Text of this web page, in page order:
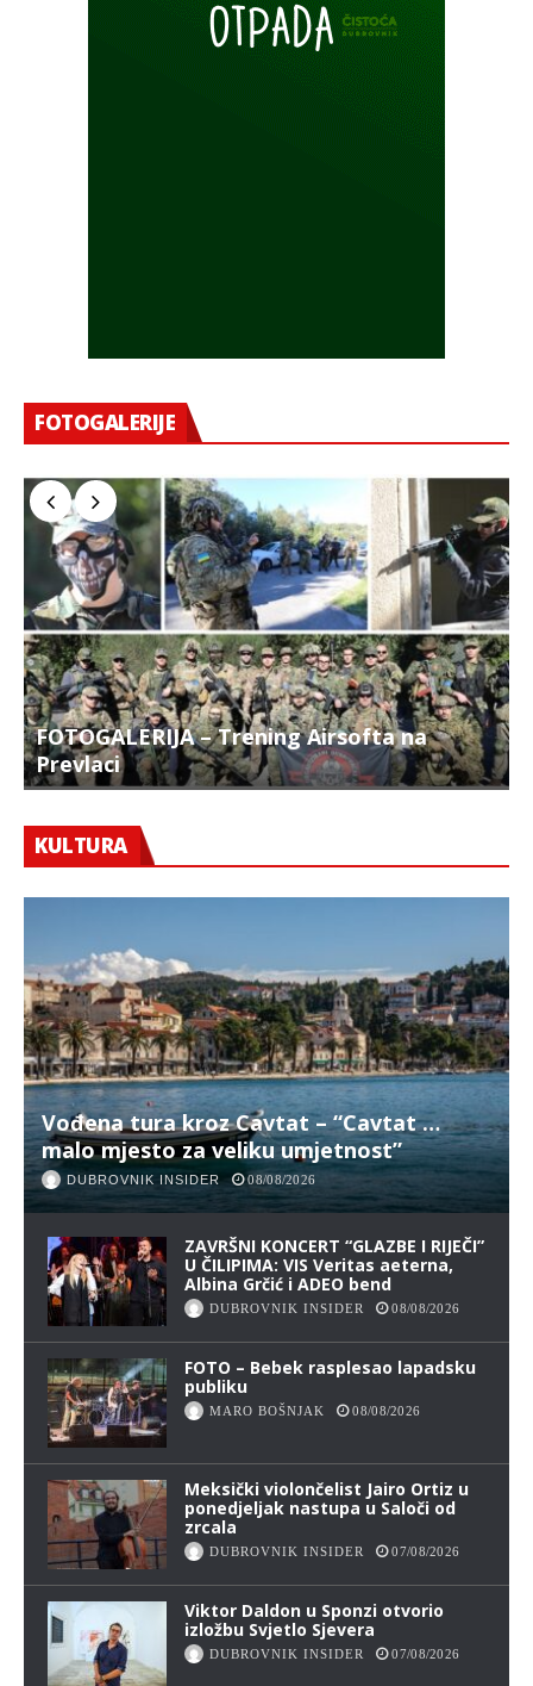
FOTOGALERIJE
FOTOGALERIJA – Trening Airsofta na
Prevlaci
KULTURA
Vođena tura kroz Cavtat – “Cavtat …
malo mjesto za veliku umjetnost”
DUBROVNIK INSIDER 08/08/2026
ZAVRŠNI KONCERT “GLAZBE I RIJEČI”
U ČILIPIMA: VIS Veritas aeterna,
Albina Grčić i ADEO bend
DUBROVNIK INSIDER 08/08/2026
FOTO – Bebek rasplesao lapadsku
publiku
MARO BOŠNJAK 08/08/2026
Meksički violončelist Jairo Ortiz u
ponedjeljak nastupa u Saloči od
zrcala
DUBROVNIK INSIDER 07/08/2026
Viktor Daldon u Sponzi otvorio
izložbu Svjetlo Sjevera
DUBROVNIK INSIDER 07/08/2026